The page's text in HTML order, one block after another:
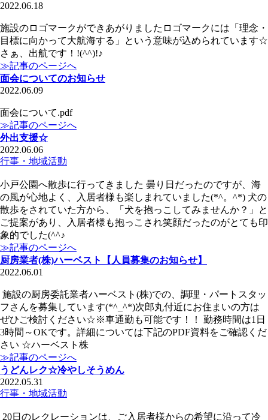
2022.06.18
施設のロゴマークができあがりましたロゴマークには「理念・
目標に向かって大航海する」という意味が込められています☆
さぁ、出航です！!(^^)!♪
≫記事のページへ
面会についてのお知らせ
2022.06.09
面会について.pdf
≫記事のページへ
外出支援☆
2022.06.06
行事・地域活動
小戸公園へ散歩に行ってきました 曇り日だったのですが、海
の風が心地よく、入居者様も楽しまれていました(*^。^*) 犬の
散歩をされていた方から、「犬を抱っこしてみませんか？」と
ご提案があり、入居者様も抱っこされ笑顔だったのがとても印
象的でした(^^♪
≫記事のページへ
厨房業者(株)ハーベスト【人員募集のお知らせ】
2022.06.01
施設の厨房委託業者ハーベスト(株)での、調理・パートスタッ
フさんを募集しています(*^_^*)次郎丸付近にお住まいの方は
ぜひご検討ください☆※車通勤も可能です！！ 勤務時間は1日
3時間～OKです。詳細については下記のPDF資料をご確認くだ
さい ☆ハーベスト株
≫記事のページへ
うどんレク☆冷やしそうめん
2022.05.31
行事・地域活動
20日のレクレーションは、ご入居者様からの希望に沿って冷